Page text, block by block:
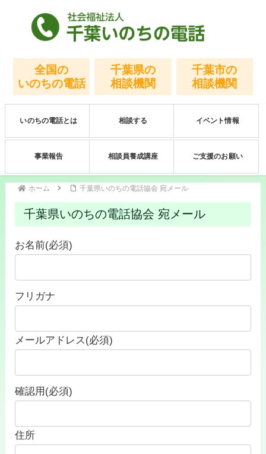
全国の
いのちの電話
千葉県の
相談機関
千葉市の
相談機関
いのちの電話とは 相談する イベント情報
事業報告 相談員養成講座 ご支援のお願い
ホーム 千葉県いのちの電話協会 宛メール
千葉県いのちの電話協会 宛メール
お名前(必須)
フリガナ
メールアドレス(必須)
確認用(必須)
住所